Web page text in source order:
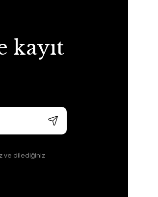
kayıt
ve dilediğiniz